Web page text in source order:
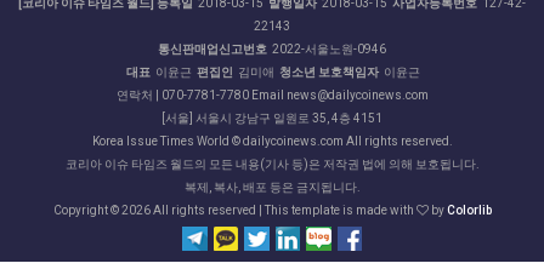
[코리아 이슈 타임즈 월드] 등록일 2018-03-15 발행일자 2018-03-15 사업자등록번호 127-42-
22143
통신판매업신고번호 2022-서울노원-0946
대표 이윤근 편집인 김미애 청소년 보호책임자 이윤근
연락처 | 070-7781-7780 Email news@dailycoinews.com
[서울] 서울시 강남구 일원로 35, 4층 4151
Korea Issue Times World © dailycoinews.com All rights reserved.
코리아 이슈 타임즈 월드의 모든 내용(기사 등)은 저작권 법에 의해 보호됩니다.
복제, 복사, 배포 등은 금지됩니다.
Copyright ©2026 All rights reserved | This template is made with byColorlib